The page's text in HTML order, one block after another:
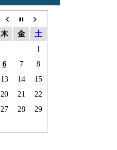
木 金
土
1
6 7
8
13 14
15
20 21
22
27 28
29